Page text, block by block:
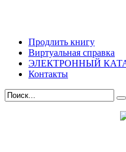
Продлить книгу
Виртуальная справка
ЭЛЕКТРОННЫЙ
Контакты